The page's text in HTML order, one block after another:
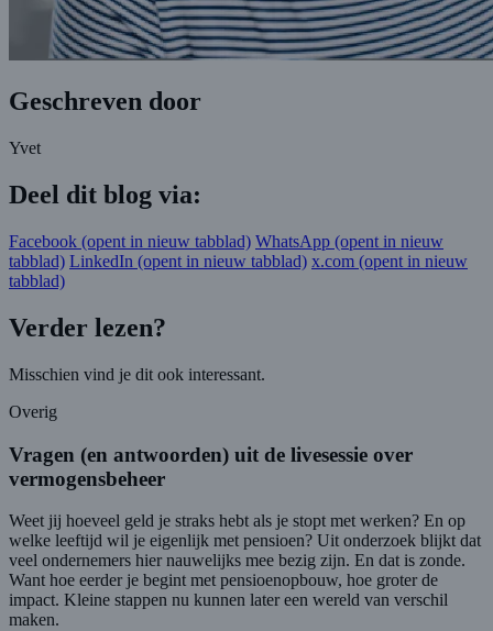
Geschreven door
Yvet
Deel dit blog via:
Facebook (opent in nieuw tabblad) WhatsApp (opent in nieuw
tabblad) LinkedIn (opent in nieuw tabblad) x.com (opent in nieuw
tabblad)
Verder lezen?
Misschien vind je dit ook interessant.
Overig
Vragen (en antwoorden) uit de livesessie over
vermogensbeheer
Weet jij hoeveel geld je straks hebt als je stopt met werken? En op
welke leeftijd wil je eigenlijk met pensioen? Uit onderzoek blijkt dat
veel ondernemers hier nauwelijks mee bezig zijn. En dat is zonde.
Want hoe eerder je begint met pensioenopbouw, hoe groter de
impact. Kleine stappen nu kunnen later een wereld van verschil
maken.